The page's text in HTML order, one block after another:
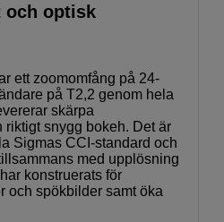
och optisk
ett zoomomfång på 24-
på T2,2 genom hela
skärpa
riktigt snygg bokeh. Det är
Sigmas CCI-standard och
med upplösning
konstruerats för
och spökbilder samt öka